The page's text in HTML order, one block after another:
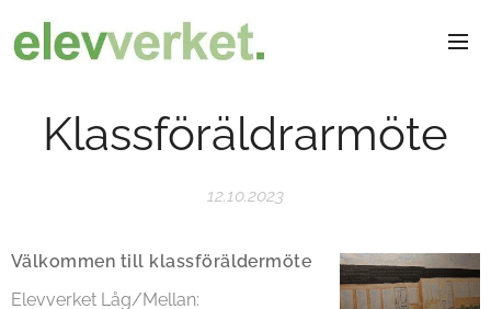
Klassföräldrarmöte
12.10.2023
Välkommen till klassföräldermöte
Elevverket Låg/Mellan: